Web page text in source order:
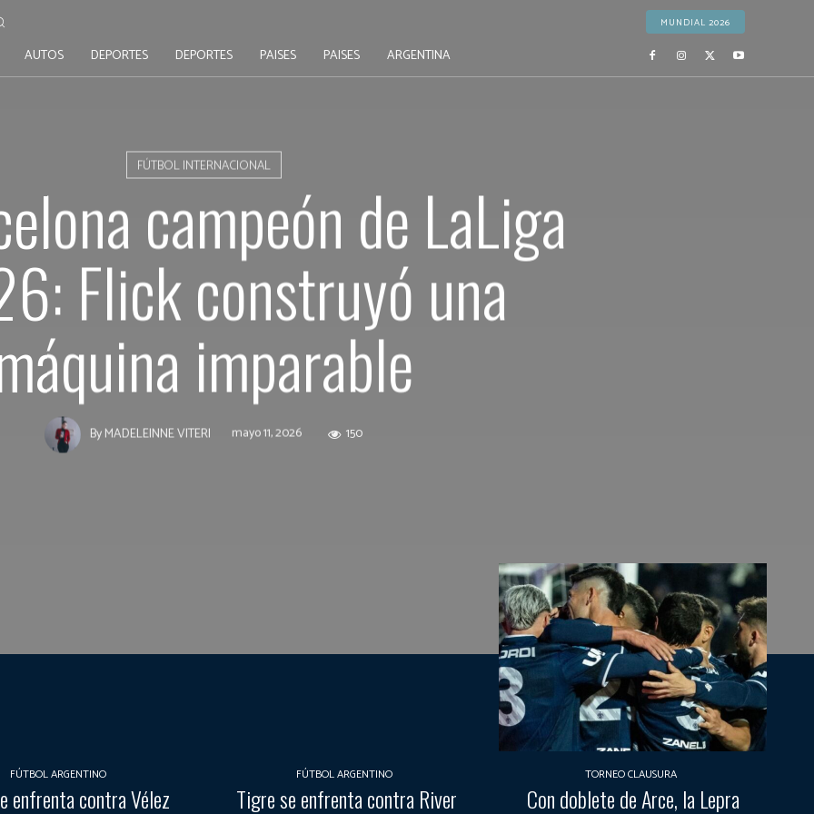
MUNDIAL 2026
AUTOS DEPORTES DEPORTES PAISES PAISES ARGENTINA
FÚTBOL INTERNACIONAL
campeón de LaLiga
Flick construyó una
imparable
ByMADELEINNE VITERI mayo 11, 2026 150
FÚTBOL ARGENTINO
enfrenta contra Vélez
FÚTBOL ARGENTINO
Tigre se enfrenta contra River
TORNEO CLAUSURA
Con doblete de Arce, la Lepra